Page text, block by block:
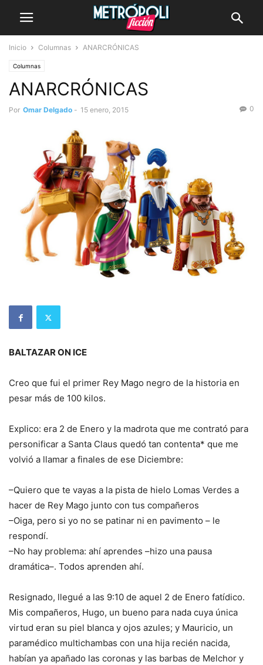
Inicio Columnas ANARCRÓNICAS
Columnas
ANARCRÓNICAS
Por Omar Delgado - 15 enero, 2015 0
BALTAZAR ON ICE
Creo que fui el primer Rey Mago negro de la historia en
pesar más de 100 kilos.
Explico: era 2 de Enero y la madrota que me contrató para
personificar a Santa Claus quedó tan contenta* que me
volvió a llamar a finales de ese Diciembre:
–Quiero que te vayas a la pista de hielo Lomas Verdes a
hacer de Rey Mago junto con tus compañeros
–Oiga, pero si yo no se patinar ni en pavimento – le
respondí.
–No hay problema: ahí aprendes –hizo una pausa
dramática–. Todos aprenden ahí.
Resignado, llegué a las 9:10 de aquel 2 de Enero fatídico.
Mis compañeros, Hugo, un bueno para nada cuya única
virtud eran su piel blanca y ojos azules; y Mauricio, un
paramédico multichambas con una hija recién nacida,
habían ya apañado las coronas y las barbas de Melchor y